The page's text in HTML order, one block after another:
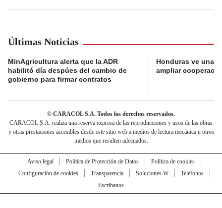
Últimas Noticias
MinAgricultura alerta que la ADR
habilitó día despúes del cambio de
gobierno para firmar contratos
Honduras ve una
ampliar
© CARACOL S.A. Todos los derechos reservados.
CARACOL S.A. realiza una reserva expresa de las reproducciones y usos de las obras
y otras prestaciones accesibles desde este sitio web a medios de lectura mecánica u otros
medios que resulten adecuados.
Aviso legal Política de Protección de Datos
Política de cookies
Configuración de cookies
Transparencia Soluciones W
Teléfonos
Escríbanos